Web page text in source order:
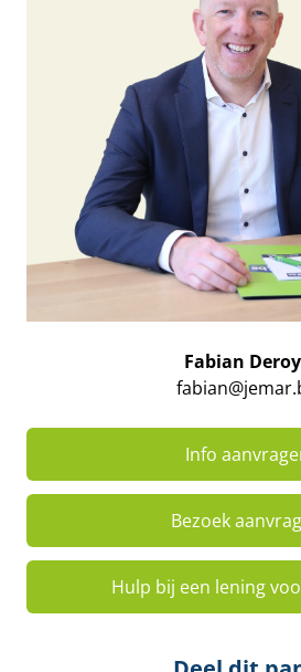
Fabian
Info
Bezoek
Hulp bij een lening